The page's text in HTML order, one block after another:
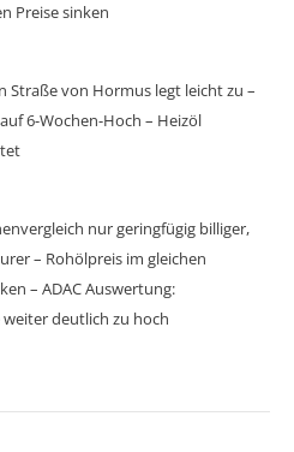
Preise sinken
Straße von Hormus legt leicht zu –
6-Wochen-Hoch – Heizöl
nur geringfügig billiger,
– Rohölpreis im gleichen
– ADAC Auswertung:
deutlich zu hoch